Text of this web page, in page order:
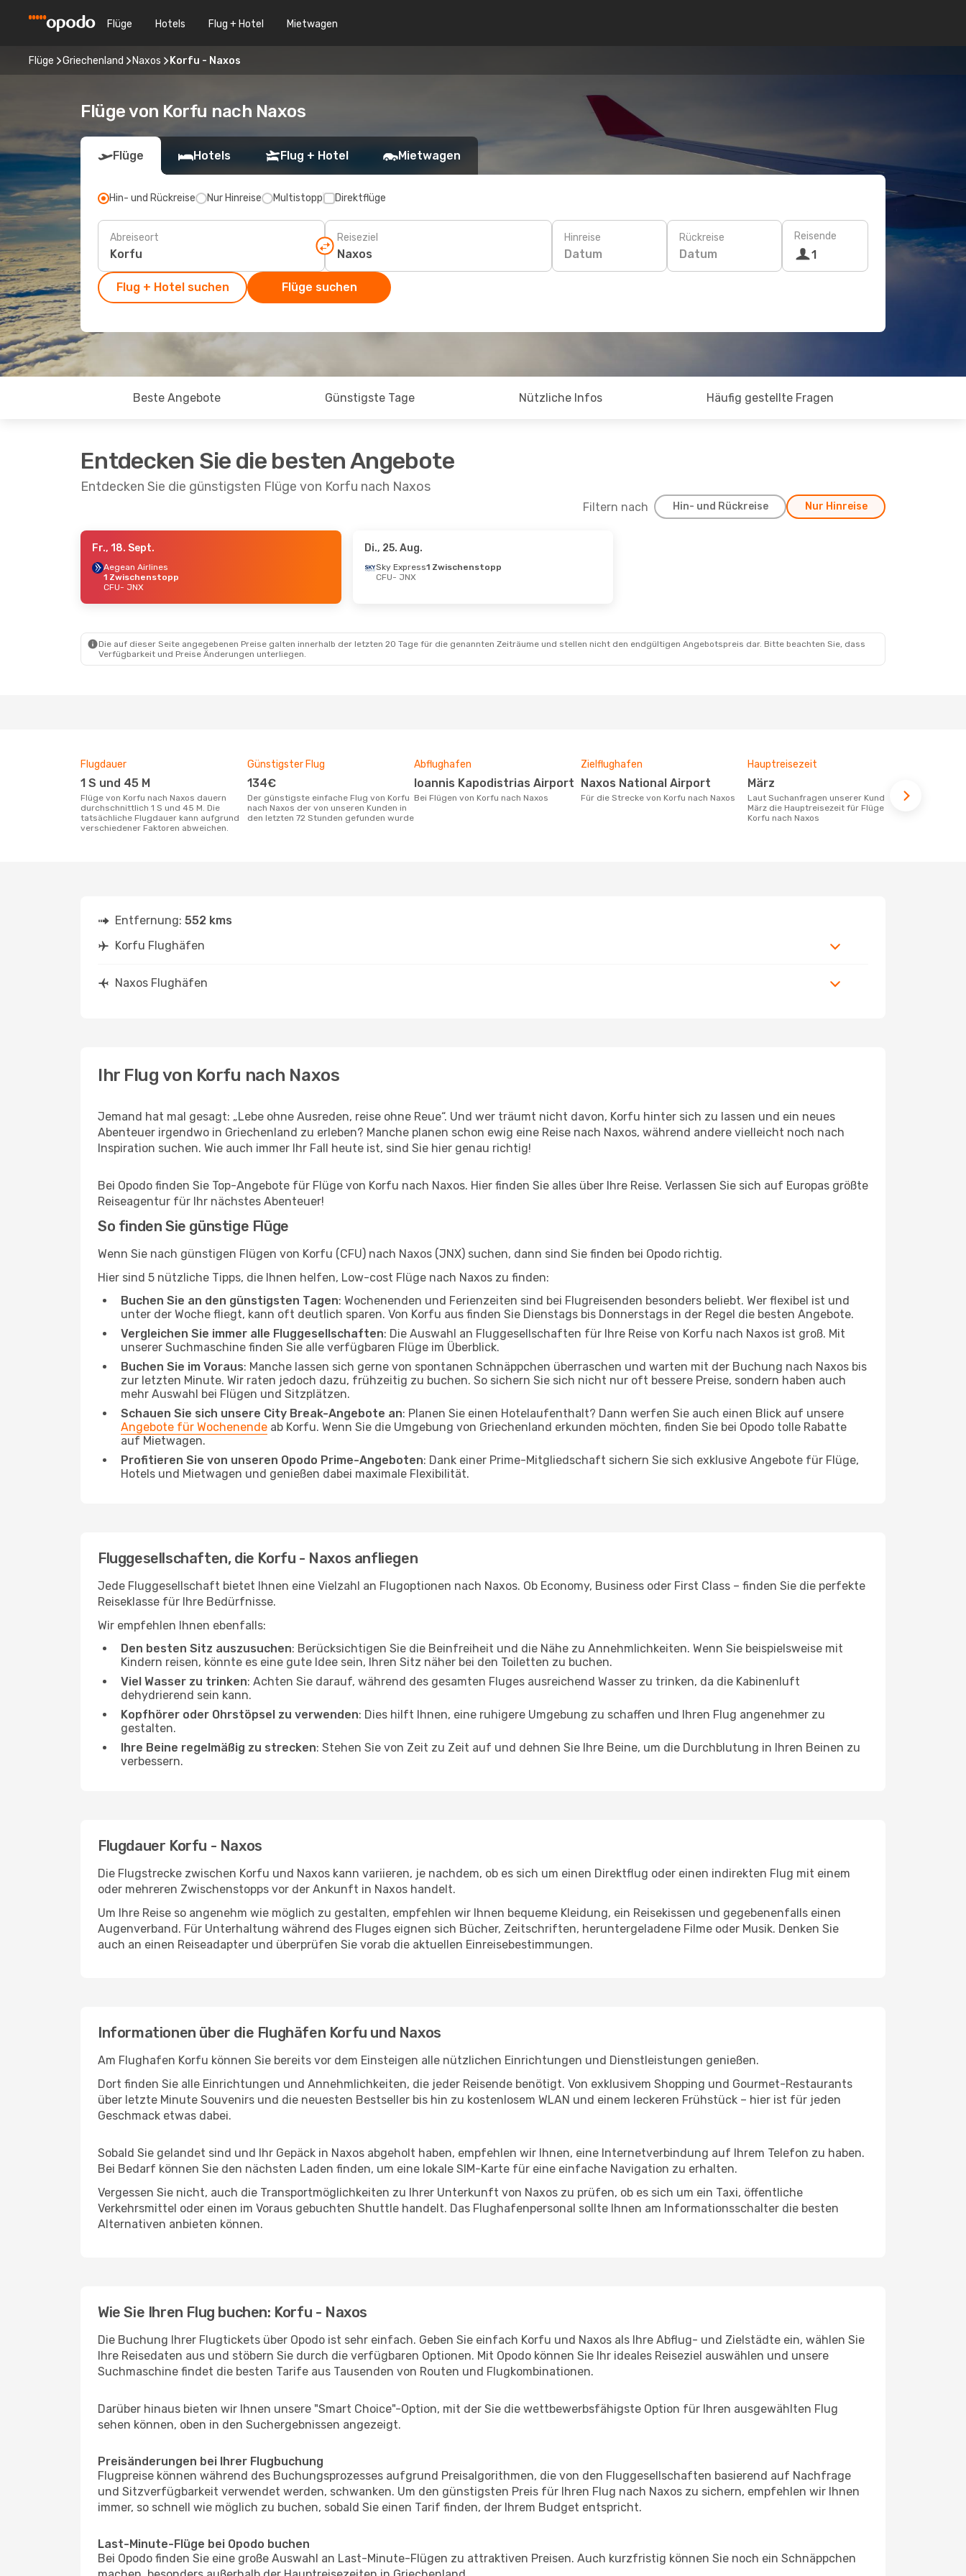
Flüge Hotels Flug + Hotel Mietwagen
Flüge Griechenland Naxos Korfu - Naxos
Flüge von Korfu nach Naxos
Flüge Hotels Flug + Hotel Mietwagen
Hin- und Rückreise Nur Hinreise Multistopp Direktflüge
Abreiseort Reiseziel Hinreise
Datum
Rückreise
Datum
Reisende
1
Flug + Hotel suchen Flüge suchen
Beste Angebote Günstigste Tage Nützliche Infos Häufig gestellte Fragen
Entdecken Sie die besten Angebote
Entdecken Sie die günstigsten Flüge von Korfu nach Naxos
Filtern nach Hin- und Rückreise Nur Hinreise
- Do., 24. Sept.
1 Zwischenstopp
1 Zwischenstopp
Fr., 18. Sept.
Aegean Airlines
1 Zwischenstopp
CFU- JNX
Di., 25. Aug.
Sky Express1 Zwischenstopp
CFU- JNX
Die auf dieser Seite angegebenen Preise galten innerhalb der letzten 20 Tage für die genannten Zeiträume und stellen nicht den endgültigen Angebotspreis dar. Bitte beachten Sie, dass
Verfügbarkeit und Preise Änderungen unterliegen.
Flugdauer
1 S und 45 M
Flüge von Korfu nach Naxos dauern
durchschnittlich 1 S und 45 M. Die
tatsächliche Flugdauer kann aufgrund
verschiedener Faktoren abweichen.
Günstigster Flug
134€
Der günstigste einfache Flug von Korfu
nach Naxos der von unseren Kunden in
den letzten 72 Stunden gefunden wurde
Abflughafen
Ioannis Kapodistrias Airport
Bei Flügen von Korfu nach Naxos
Zielflughafen
Naxos National Airport
Für die Strecke von Korfu nach Naxos
Hauptreisezeit
März
Laut Suchanfragen unserer Kunden ist
März die Hauptreisezeit für Flüge von
Korfu nach Naxos
Entfernung: 552 kms
Korfu Flughäfen
Naxos Flughäfen
Ihr Flug von Korfu nach Naxos
Jemand hat mal gesagt: „Lebe ohne Ausreden, reise ohne Reue“. Und wer träumt nicht davon, Korfu hinter sich zu lassen und ein neues
Abenteuer irgendwo in Griechenland zu erleben? Manche planen schon ewig eine Reise nach Naxos, während andere vielleicht noch nach
Inspiration suchen. Wie auch immer Ihr Fall heute ist, sind Sie hier genau richtig!
Bei Opodo finden Sie Top-Angebote für Flüge von Korfu nach Naxos. Hier finden Sie alles über Ihre Reise. Verlassen Sie sich auf Europas größte
Reiseagentur für Ihr nächstes Abenteuer!
So finden Sie günstige Flüge
Wenn Sie nach günstigen Flügen von Korfu (CFU) nach Naxos (JNX) suchen, dann sind Sie finden bei Opodo richtig.
Hier sind 5 nützliche Tipps, die Ihnen helfen, Low-cost Flüge nach Naxos zu finden:
Buchen Sie an den günstigsten Tagen: Wochenenden und Ferienzeiten sind bei Flugreisenden besonders beliebt. Wer flexibel ist und
unter der Woche fliegt, kann oft deutlich sparen. Von Korfu aus finden Sie Dienstags bis Donnerstags in der Regel die besten Angebote.
Vergleichen Sie immer alle Fluggesellschaften: Die Auswahl an Fluggesellschaften für Ihre Reise von Korfu nach Naxos ist groß. Mit
unserer Suchmaschine finden Sie alle verfügbaren Flüge im Überblick.
Buchen Sie im Voraus: Manche lassen sich gerne von spontanen Schnäppchen überraschen und warten mit der Buchung nach Naxos bis
zur letzten Minute. Wir raten jedoch dazu, frühzeitig zu buchen. So sichern Sie sich nicht nur oft bessere Preise, sondern haben auch
mehr Auswahl bei Flügen und Sitzplätzen.
Schauen Sie sich unsere City Break-Angebote an: Planen Sie einen Hotelaufenthalt? Dann werfen Sie auch einen Blick auf unsere
Angebote für Wochenende ab Korfu. Wenn Sie die Umgebung von Griechenland erkunden möchten, finden Sie bei Opodo tolle Rabatte
auf Mietwagen.
Profitieren Sie von unseren Opodo Prime-Angeboten: Dank einer Prime-Mitgliedschaft sichern Sie sich exklusive Angebote für Flüge,
Hotels und Mietwagen und genießen dabei maximale Flexibilität.
Fluggesellschaften, die Korfu - Naxos anfliegen
Jede Fluggesellschaft bietet Ihnen eine Vielzahl an Flugoptionen nach Naxos. Ob Economy, Business oder First Class – finden Sie die perfekte
Reiseklasse für Ihre Bedürfnisse.
Wir empfehlen Ihnen ebenfalls:
Den besten Sitz auszusuchen: Berücksichtigen Sie die Beinfreiheit und die Nähe zu Annehmlichkeiten. Wenn Sie beispielsweise mit
Kindern reisen, könnte es eine gute Idee sein, Ihren Sitz näher bei den Toiletten zu buchen.
Viel Wasser zu trinken: Achten Sie darauf, während des gesamten Fluges ausreichend Wasser zu trinken, da die Kabinenluft
dehydrierend sein kann.
Kopfhörer oder Ohrstöpsel zu verwenden: Dies hilft Ihnen, eine ruhigere Umgebung zu schaffen und Ihren Flug angenehmer zu
gestalten.
Ihre Beine regelmäßig zu strecken: Stehen Sie von Zeit zu Zeit auf und dehnen Sie Ihre Beine, um die Durchblutung in Ihren Beinen zu
verbessern.
Flugdauer Korfu - Naxos
Die Flugstrecke zwischen Korfu und Naxos kann variieren, je nachdem, ob es sich um einen Direktflug oder einen indirekten Flug mit einem
oder mehreren Zwischenstopps vor der Ankunft in Naxos handelt.
Um Ihre Reise so angenehm wie möglich zu gestalten, empfehlen wir Ihnen bequeme Kleidung, ein Reisekissen und gegebenenfalls einen
Augenverband. Für Unterhaltung während des Fluges eignen sich Bücher, Zeitschriften, heruntergeladene Filme oder Musik. Denken Sie
auch an einen Reiseadapter und überprüfen Sie vorab die aktuellen Einreisebestimmungen.
Informationen über die Flughäfen Korfu und Naxos
Am Flughafen Korfu können Sie bereits vor dem Einsteigen alle nützlichen Einrichtungen und Dienstleistungen genießen.
Dort finden Sie alle Einrichtungen und Annehmlichkeiten, die jeder Reisende benötigt. Von exklusivem Shopping und Gourmet-Restaurants
über letzte Minute Souvenirs und die neuesten Bestseller bis hin zu kostenlosem WLAN und einem leckeren Frühstück – hier ist für jeden
Geschmack etwas dabei.
Sobald Sie gelandet sind und Ihr Gepäck in Naxos abgeholt haben, empfehlen wir Ihnen, eine Internetverbindung auf Ihrem Telefon zu haben.
Bei Bedarf können Sie den nächsten Laden finden, um eine lokale SIM-Karte für eine einfache Navigation zu erhalten.
Vergessen Sie nicht, auch die Transportmöglichkeiten zu Ihrer Unterkunft von Naxos zu prüfen, ob es sich um ein Taxi, öffentliche
Verkehrsmittel oder einen im Voraus gebuchten Shuttle handelt. Das Flughafenpersonal sollte Ihnen am Informationsschalter die besten
Alternativen anbieten können.
Wie Sie Ihren Flug buchen: Korfu - Naxos
Die Buchung Ihrer Flugtickets über Opodo ist sehr einfach. Geben Sie einfach Korfu und Naxos als Ihre Abflug- und Zielstädte ein, wählen Sie
Ihre Reisedaten aus und stöbern Sie durch die verfügbaren Optionen. Mit Opodo können Sie Ihr ideales Reiseziel auswählen und unsere
Suchmaschine findet die besten Tarife aus Tausenden von Routen und Flugkombinationen.
Darüber hinaus bieten wir Ihnen unsere "Smart Choice"-Option, mit der Sie die wettbewerbsfähigste Option für Ihren ausgewählten Flug
sehen können, oben in den Suchergebnissen angezeigt.
Preisänderungen bei Ihrer Flugbuchung
Flugpreise können während des Buchungsprozesses aufgrund Preisalgorithmen, die von den Fluggesellschaften basierend auf Nachfrage
und Sitzverfügbarkeit verwendet werden, schwanken. Um den günstigsten Preis für Ihren Flug nach Naxos zu sichern, empfehlen wir Ihnen
immer, so schnell wie möglich zu buchen, sobald Sie einen Tarif finden, der Ihrem Budget entspricht.
Last-Minute-Flüge bei Opodo buchen
Bei Opodo finden Sie eine große Auswahl an Last-Minute-Flügen zu attraktiven Preisen. Auch kurzfristig können Sie noch ein Schnäppchen